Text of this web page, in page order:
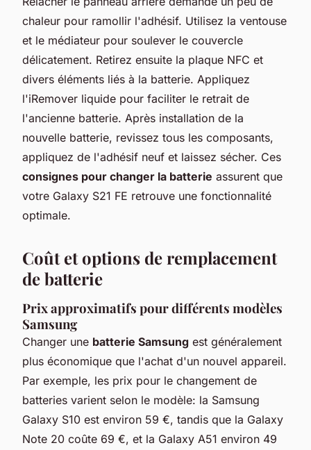
chaleur pour ramollir l'adhésif. Utilisez la ventouse
et le médiateur pour soulever le couvercle
délicatement. Retirez ensuite la plaque NFC et
divers éléments liés à la batterie. Appliquez
l'iRemover liquide pour faciliter le retrait de
l'ancienne batterie. Après installation de la
nouvelle batterie, revissez tous les composants,
appliquez de l'adhésif neuf et laissez sécher. Ces
consignes pour changer la batterie assurent que
votre Galaxy S21 FE retrouve une fonctionnalité
optimale.
Coût et options de remplacement
de batterie
Prix approximatifs pour différents modèles
Samsung
Changer une batterie Samsung est généralement
plus économique que l'achat d'un nouvel appareil.
Par exemple, les prix pour le changement de
batteries varient selon le modèle: la Samsung
Galaxy S10 est environ 59 €, tandis que la Galaxy
Note 20 coûte 69 €, et la Galaxy A51 environ 49